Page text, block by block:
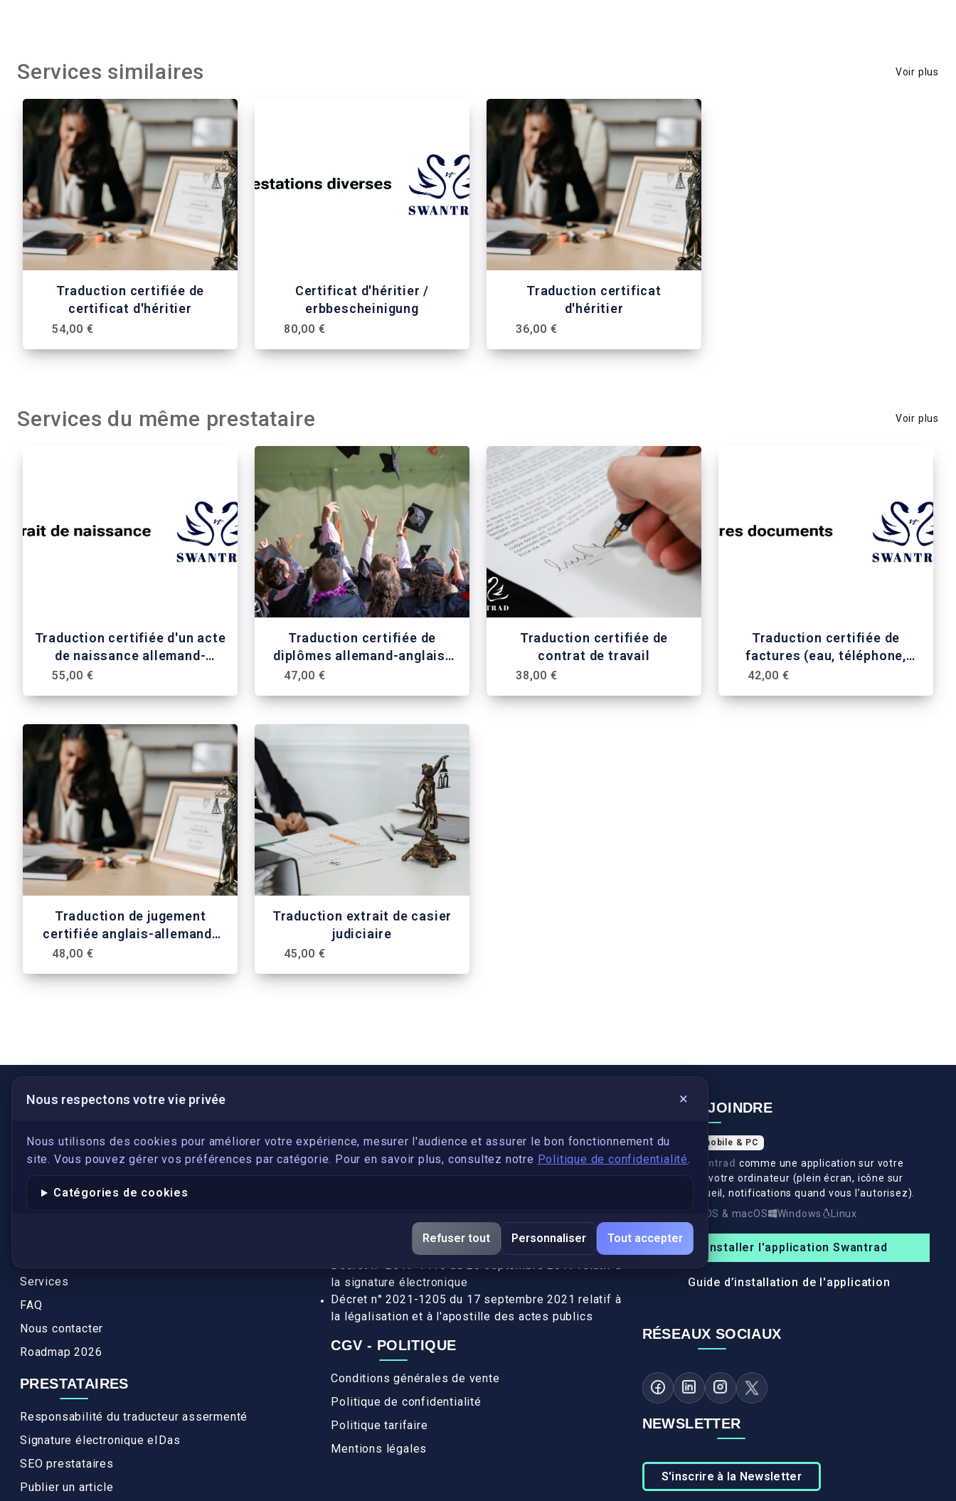
Services similaires Voir plus
Traduction certifiée de
certificat d'héritier
54,00 €
Certificat d'héritier /
erbbescheinigung
80,00 €
Traduction certificat
d'héritier
36,00 €
Services du même prestataire Voir plus
Traduction certifiée d'un acte
de naissance allemand-
anglais-français
55,00 €
Traduction certifiée de
diplômes allemand-anglais-
47,00 €
Traduction certifiée de
contrat de travail
38,00 €
Traduction certifiée de
factures (eau, téléphone,
électricité, etc.)
42,00 €
Traduction de jugement
certifiée anglais-allemand-
48,00 €
Traduction extrait de casier
judiciaire
45,00 €
Nous respectons votre vie privée ×
Nous utilisons des cookies pour améliorer votre expérience, mesurer l'audience et assurer le bon fonctionnement du
site. Vous pouvez gérer vos préférences par catégorie. Pour en savoir plus, consultez notre Politique de confidentialité.
Catégories de cookies
Refuser tout Personnaliser Tout accepter
LIENS UTILES
S'inscrire
Qui sommes-nous ?
Conformité
Services
FAQ
Nous contacter
Roadmap 2026
PRESTATAIRES
Responsabilité du traducteur assermenté
Signature électronique eIDas
SEO prestataires
Publier un article
Devenez développeur avec IronSkill Academy
Gubernatis immobilier
Apostille et légalisation, fin de l'obligation entre les
pays de l’UE (Règlement 2016/1191)
Décret n° 2017-1416 du 28 septembre 2017 relatif à
la signature électronique
Décret n° 2021-1205 du 17 septembre 2021 relatif à
la légalisation et à l'apostille des actes publics
CGV - POLITIQUE
Conditions générales de vente
Politique de confidentialité
Politique tarifaire
Mentions légales
NOUS REJOINDRE
Application mobile & PC
InstallezSwantrad comme une application sur votre
téléphone et votre ordinateur (plein écran, icône sur
l’écran d’accueil, notifications quand vous l’autorisez).
iOS & macOS Windows Linux
Installer l'application Swantrad
Guide d’installation de l'application
RÉSEAUX SOCIAUX
NEWSLETTER
S'inscrire à la Newsletter